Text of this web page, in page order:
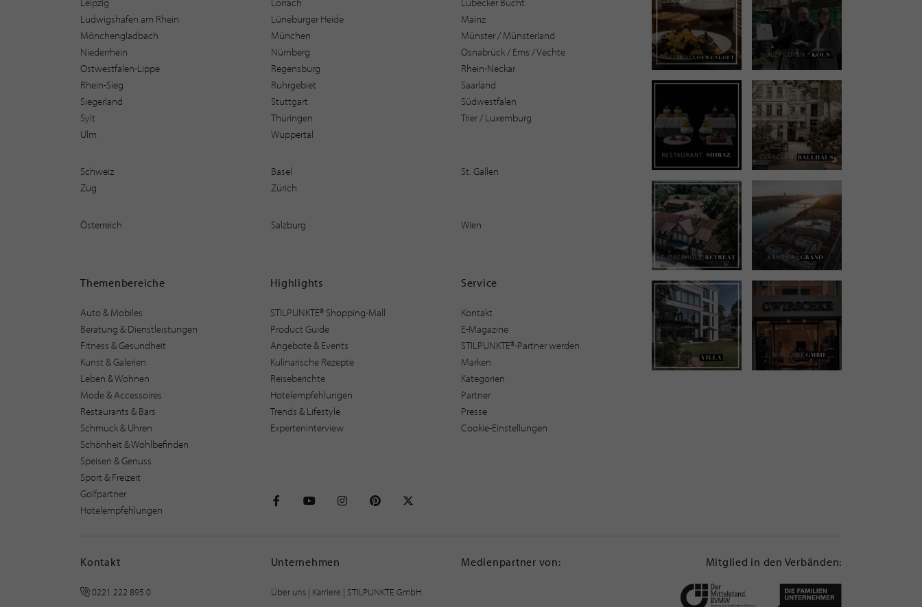
Ludwigshafen am Rhein
Lüneburger Heide
Mainz
Mönchengladbach
München
Münster / Münsterland
Niederrhein
Nürnberg
Osnabrück / Ems / Vechte
Ostwestfalen-Lippe
Regensburg
Rhein-Neckar
Rhein-Sieg
Ruhrgebiet
Saarland
Siegerland
Stuttgart
Südwestfalen
Sylt
Thüringen
Trier / Luxemburg
Ulm
Wuppertal
Schweiz Basel
St. Gallen
Zug
Zürich
Österreich Salzburg Wien
Themenbereiche
Auto & Mobiles
Beratung & Dienstleistungen
Fitness & Gesundheit
Kunst & Galerien
Leben & Wohnen
Mode & Accessoires
Restaurants & Bars
Schmuck & Uhren
Schönheit & Wohlbefinden
Speisen & Genuss
Sport & Freizeit
Golfpartner
Hotelempfehlungen
Highlights
STILPUNKTE® Shopping-Mall
Product Guide
Angebote & Events
Kulinarische Rezepte
Reiseberichte
Hotelempfehlungen
Trends & Lifestyle
Experteninterview
Service
Kontakt
E-Magazine
STILPUNKTE®-Partner werden
Marken
Kategorien
Partner
Presse
Cookie-Einstellungen
Kontakt
0221 222 895 0
Unternehmen
Über uns| Karriere | STILPUNKTE GmbH
Medienpartner von: Mitglied in den Verbänden: